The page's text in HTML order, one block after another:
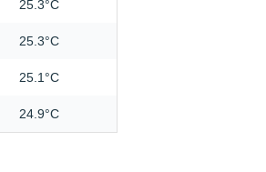
25.3°C
25.3°C
25.1°C
24.9°C